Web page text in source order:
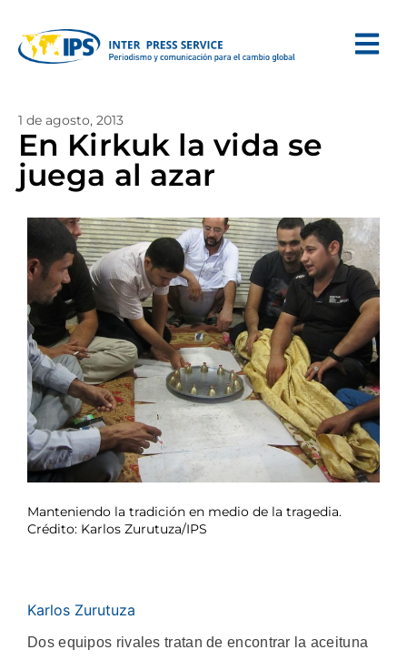
1 de agosto, 2013
En Kirkuk la vida se
juega al azar
Manteniendo la tradición en medio de la tragedia.
Crédito: Karlos Zurutuza/IPS
Karlos Zurutuza
Dos equipos rivales tratan de encontrar la aceituna